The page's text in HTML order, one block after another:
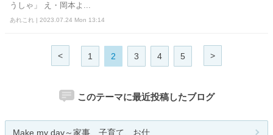
うしゃ」 え・岡本よ...
あれこれ | 2023.07.24 Mon 13:14
< 1 2 3 4 5 >
このテーマに最近投稿したブログ
Make my day～家事、子育て、お仕...